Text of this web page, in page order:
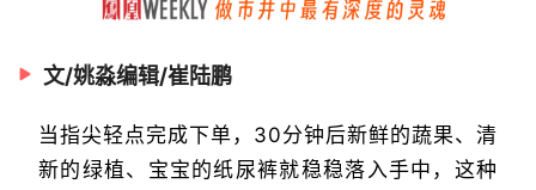
文/姚淼编辑/崔陆鹏
当指尖轻点完成下单，30分钟后新鲜的蔬果、清
新的绿植、宝宝的纸尿裤就稳稳落入手中，这种